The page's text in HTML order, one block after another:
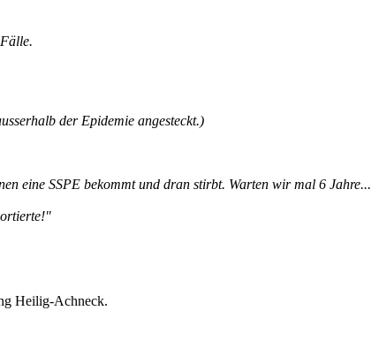
der Epidemie angesteckt.)
eine SSPE bekommt und dran stirbt. Warten wir mal 6 Jahre...
Heilig-Achneck.